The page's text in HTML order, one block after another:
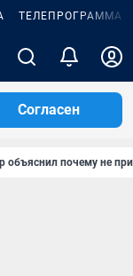
ТЕЛЕПРОГРАММА
Согласен
объяснил почему не